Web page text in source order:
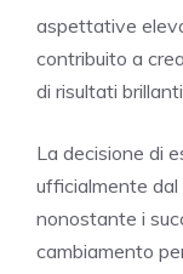
aspettative
contribuito a
di risultati
La decisione di
ufficialmente dal
nonostante i
cambiamento